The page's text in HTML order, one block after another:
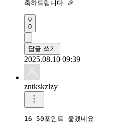
축하드립니다 🎉
0
답글 쓰기
2025.08.10 09:39
zntkskzlzy
16 50포인트 좋겠네요